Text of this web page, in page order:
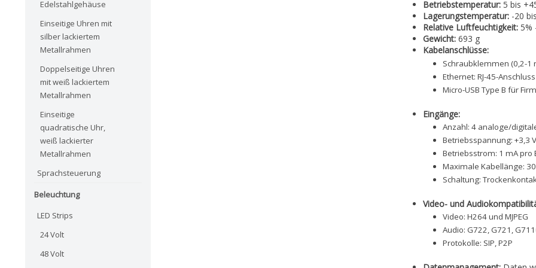
Edelstahlgehäuse
Einseitige Uhren mit
silber lackiertem
Metallrahmen
Doppelseitige Uhren
mit weiß lackiertem
Metallrahmen
Einseitige
quadratische Uhr,
weiß lackierter
Metallrahmen
Sprachsteuerung
Beleuchtung
LED Strips
24 Volt
48 Volt
Betriebstemperatur: 5 bis
Lagerungstemperatur: -20
Relative Luftfeuchtigkeit: 5%
Gewicht: 693 g
Kabelanschlüsse:
Schraubklemmen (0,2-1
Ethernet: RJ-45-Anschluss
Micro-USB Type B für
Eingänge:
Anzahl: 4 analoge/
Betriebsspannung: +3,3
Betriebsstrom: 1 mA pro
Maximale Kabellänge:
Schaltung:
Video- und
Video: H264 und MJPEG
Audio: G722, G721,
Protokolle: SIP, P2P